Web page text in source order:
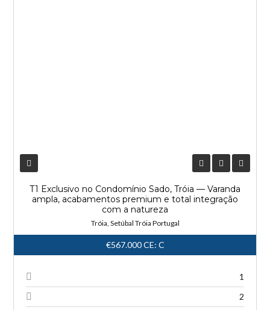
T1 Exclusivo no Condomínio Sado, Tróia — Varanda
ampla, acabamentos premium e total integração
com a natureza
Tróia, Setúbal Tróia Portugal
€567.000CE: C
1
2